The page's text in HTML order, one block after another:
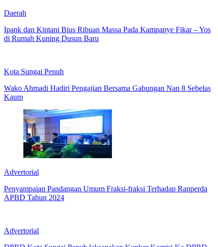
Daerah
Ipank dan Kintani Bius Ribuan Massa Pada Kampanye Fikar – Yos
di Rumah Kuning Dusun Baru
Kota Sungai Penuh
Wako Ahmadi Hadiri Pengajian Bersama Gabungan Nan 8 Sebelas
Kaum
Advertorial
Penyampaian Pandangan Umum Fraksi-fraksi Terhadap Ranperda
APBD Tahun 2024
Advertorial